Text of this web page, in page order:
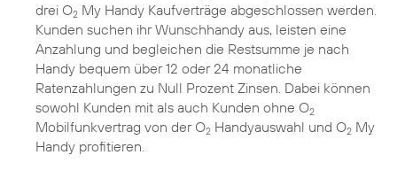
drei O2 My Handy Kaufverträge abgeschlossen werden.
Kunden suchen ihr Wunschhandy aus, leisten eine
Anzahlung und begleichen die Restsumme je nach
Handy bequem über 12 oder 24 monatliche
Ratenzahlungen zu Null Prozent Zinsen. Dabei können
sowohl Kunden mit als auch Kunden ohne O2
Mobilfunkvertrag von der O2 Handyauswahl und O2 My
Handy profitieren.